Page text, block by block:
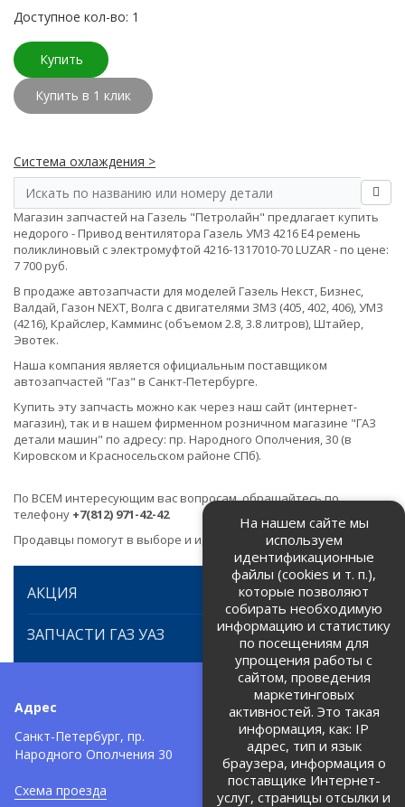
Доступное кол-во: 1
Купить
Купить в 1 клик
Система охлаждения >
Магазин запчастей на Газель "Петролайн" предлагает купить
недорого - Привод вентилятора Газель УМЗ 4216 Е4 ремень
поликлиновый с электромуфтой 4216-1317010-70 LUZAR - по цене:
7 700 руб.
В продаже автозапчасти для моделей Газель Некст, Бизнес,
Валдай, Газон NEXT, Волга с двигателями ЗМЗ (405, 402, 406), УМЗ
(4216), Крайслер, Камминс (объемом 2.8, 3.8 литров), Штайер,
Эвотек.
Наша компания является официальным поставщиком
автозапчастей "Газ" в Санкт-Петербурге.
Купить эту запчасть можно как через наш сайт (интернет-
магазин), так и в нашем фирменном розничном магазине "ГАЗ
детали машин" по адресу: пр. Народного Ополчения, 30 (в
Кировском и Красносельском районе СПб).
По ВСЕМ интересующим вас вопросам, обращайтесь по
телефону +7(812) 971-42-42
Продавцы помогут в выборе и идентификации товара.
АКЦИЯ
ЗАПЧАСТИ ГАЗ УАЗ
Адрес
Санкт-Петербург, пр.
Народного Ополчения 30
Схема проезда
Телефоны:
+7 (812) 971-42-42
Политика об обработке и
защите персональных данных
Соглашение на обработку
На нашем сайте мы
используем
идентификационные
файлы (cookies и т. п.),
которые позволяют
собирать необходимую
информацию и статистику
по посещениям для
упрощения работы с
сайтом, проведения
маркетинговых
активностей. Это такая
информация, как: IP
адрес, тип и язык
браузера, информация о
поставщике Интернет-
услуг, страницы отсылки и